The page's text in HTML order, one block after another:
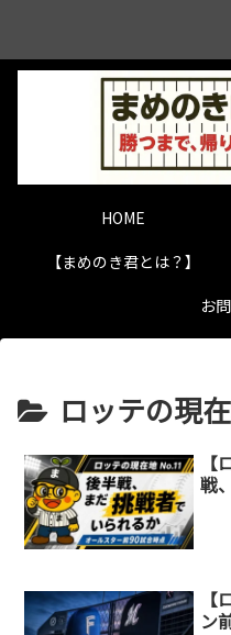
HOME
【まめのき君とは？】
お
ロッテの現
戦
ン